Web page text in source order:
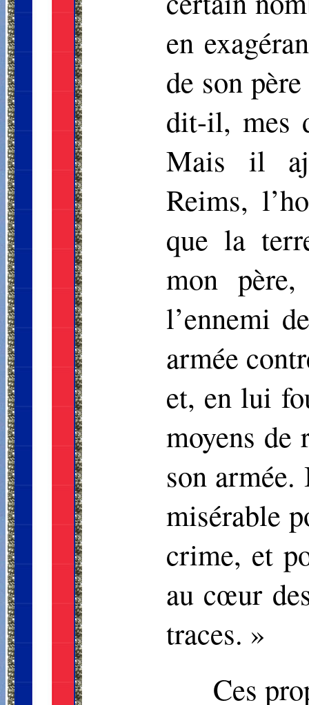
en
de son
dit-il, mes
Mais il
Reims,
que la
mon
l’ennemi
armée
et, en lui
moyens de
son
misérable
crime, et
au cœur
traces. »
Ces